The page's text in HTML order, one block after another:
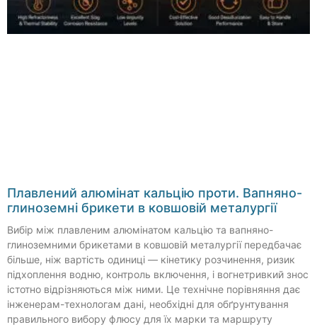
Плавлений алюмінат кальцію проти. Вапняно-
глиноземні брикети в ковшовій металургії
Вибір між плавленим алюмінатом кальцію та вапняно-
глиноземними брикетами в ковшовій металургії передбачає
більше, ніж вартість одиниці — кінетику розчинення, ризик
підхоплення водню, контроль включення, і вогнетривкий знос
істотно відрізняються між ними. Це технічне порівняння дає
інженерам-технологам дані, необхідні для обґрунтування
правильного вибору флюсу для їх марки та маршруту